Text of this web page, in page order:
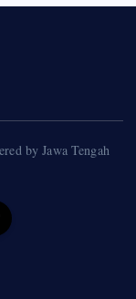
by Jawa Tengah